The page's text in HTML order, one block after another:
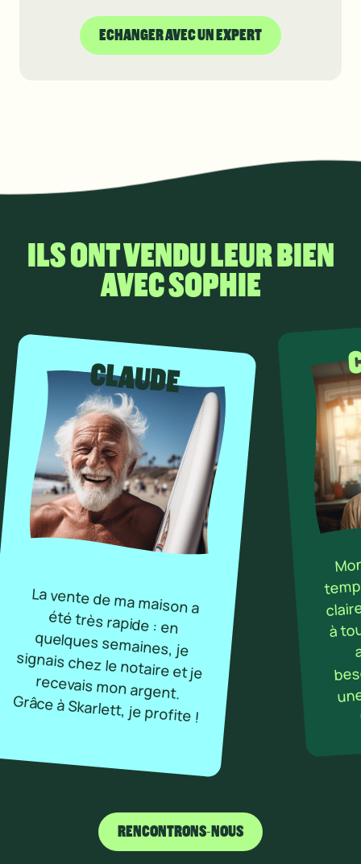
ECHANGER AVEC UN EXPERT
ILS ONT VENDU LEUR BIEN
AVEC SOPHIE
CLAUDE
La vente de ma maison a
été très rapide : en
quelques semaines, je
signais chez le notaire et je
recevais mon argent.
Grâce à Skarlett, je profite !
à
RENCONTRONS-NOUS